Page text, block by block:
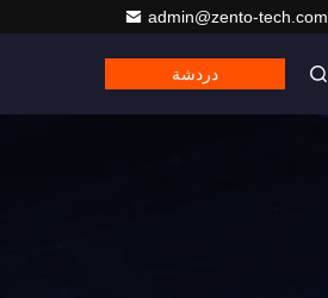
admin@zento-tech.com
دردشة